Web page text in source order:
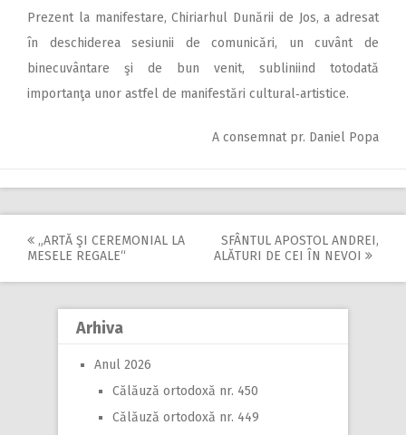
Prezent la manifestare, Chiriarhul Dunării de Jos, a adresat
în deschiderea sesiunii de comunicări, un cuvânt de
binecuvântare şi de bun venit, subliniind totodată
importanţa unor astfel de manifestări cultural‑artistice.
A consemnat pr. Daniel Popa
Post
navigation
„ARTĂ ŞI CEREMONIAL LA
MESELE REGALE“
SFÂNTUL APOSTOL ANDREI,
ALĂTURI DE CEI ÎN NEVOI
Arhiva
Anul 2026
Călăuză ortodoxă nr. 450
Călăuză ortodoxă nr. 449